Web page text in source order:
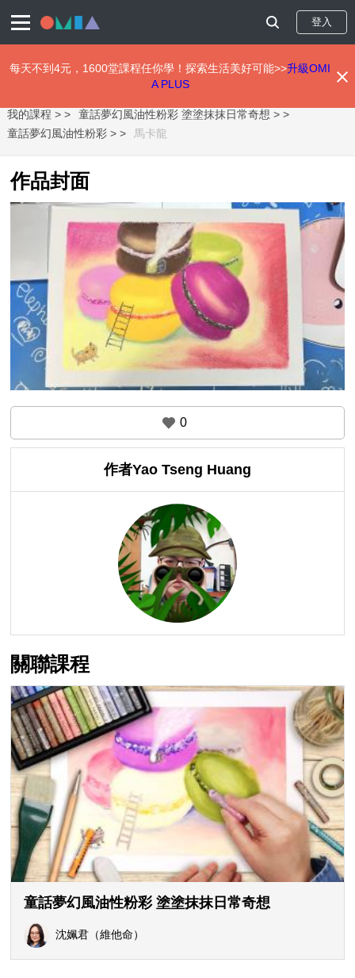
至
主
登入
每天不到4元，1600堂課程任你學！探索生活美好可能>>升級OMI
A PLUS
我的課程 >
童話夢幻風油性粉彩 塗塗抹抹日常奇想 >
童話夢幻風油性粉彩 >
馬卡龍
作品封面
0
作者Yao Tseng Huang
關聯課程
童話夢幻風油性粉彩 塗塗抹抹日常奇想
沈姵君（維他命）